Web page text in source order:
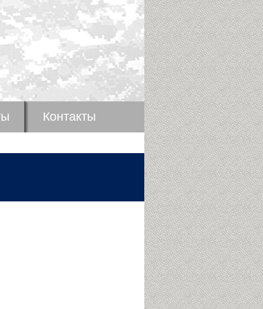
Контакты